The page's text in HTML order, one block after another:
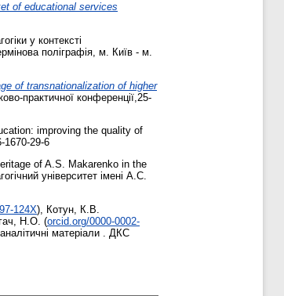
of educational services
у контексті
поліграфія, м. Київ - м.
of transnationalization of higher
практичної конференції,25-
improving the quality of
29-6
of A.S. Makarenko in the
університет імені А.С.
124X), Котун, К.В.
Н.О. (orcid.org/0000-0002-
матеріали . ДКС